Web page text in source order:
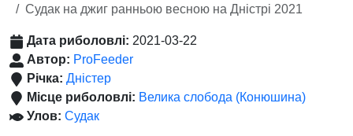
Судак на джиг ранньою весною на Дністрі 2021
Дата риболовлі: 2021-03-22
Автор: ProFeeder
Річка: Дністер
Місце риболовлі: Велика слобода (Конюшина)
Улов: Судак